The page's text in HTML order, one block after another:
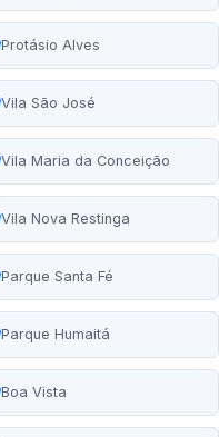
Protásio Alves
Vila São José
Vila Maria da Conceição
Vila Nova Restinga
Parque Santa Fé
Parque Humaitá
Boa Vista